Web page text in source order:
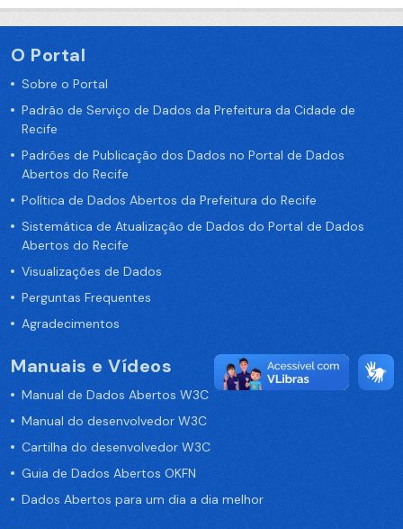
O Portal
Sobre o Portal
Padrão de Serviço de Dados da Prefeitura da Cidade de
Recife
Padrões de Publicação dos Dados no Portal de Dados
Abertos do Recife
Política de Dados Abertos da Prefeitura do Recife
Sistemática de Atualização de Dados do Portal de Dados
Abertos do Recife
Visualizações de Dados
Perguntas Frequentes
Agradecimentos
Manuais e Vídeos
Manual de Dados Abertos W3C
Manual do desenvolvedor W3C
Cartilha do desenvolvedor W3C
Guia de Dados Abertos OKFN
Dados Abertos para um dia a dia melhor